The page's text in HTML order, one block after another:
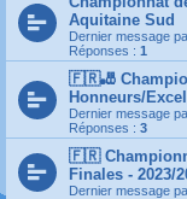
Aquitaine Sud
Dernier message
Réponses : 1
🇫🇷🎳
Honneurs/
Dernier message
Réponses : 3
🇫🇷
Finales -
Dernier message